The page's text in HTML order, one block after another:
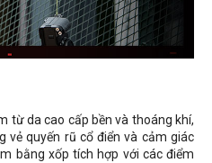
từ da cao cấp bền và thoáng khí,
vẻ quyến rũ cổ điển và cảm giác
bằng xốp tích hợp với các điểm